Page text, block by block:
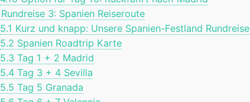
Rundreise 3: Spanien Reiseroute
5.1 Kurz und knapp: Unsere Spanien-Festland Rundreise
5.2 Spanien Roadtrip Karte
5.3 Tag 1 + 2 Madrid
5.4 Tag 3 + 4 Sevilla
5.5 Tag 5 Granada